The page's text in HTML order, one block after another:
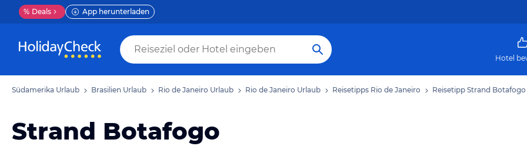
% Deals App herunterladen
Hotel
Südamerika Urlaub Brasilien Urlaub Rio de Janeiro Urlaub Rio de Janeiro Urlaub Reisetipps Rio de Janeiro Reisetipp Strand Botafogo
Strand Botafogo